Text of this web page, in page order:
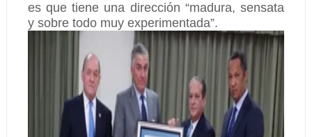
es que tiene una dirección “madura, sensata
y sobre todo muy experimentada”.